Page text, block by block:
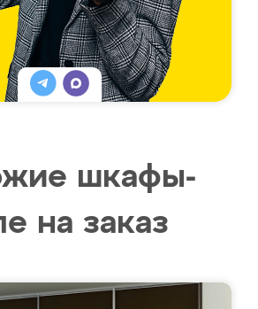
шкафы-
на заказ